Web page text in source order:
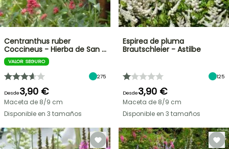
Centranthus ruber
Coccineus - Hierba de San …
VALOR SEGURO
275
Desde3,90 €
Maceta de 8/9 cm
Disponible en 3 tamaños
Espirea de pluma
Brautschleier - Astilbe
125
Desde3,90 €
Maceta de 8/9 cm
Disponible en 3 tamaños